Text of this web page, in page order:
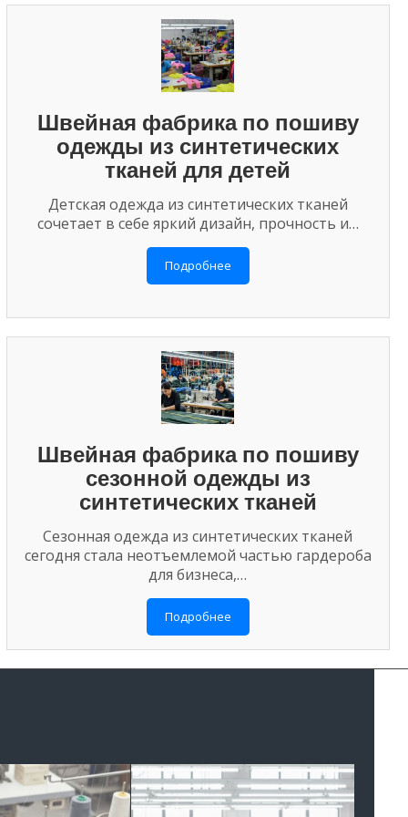
Швейная фабрика по пошиву
одежды из синтетических
тканей для детей
Детская одежда из синтетических тканей
сочетает в себе яркий дизайн, прочность и…
Подробнее
Швейная фабрика по пошиву
сезонной одежды из
синтетических тканей
Сезонная одежда из синтетических тканей
сегодня стала неотъемлемой частью гардероба
для бизнеса,…
Подробнее